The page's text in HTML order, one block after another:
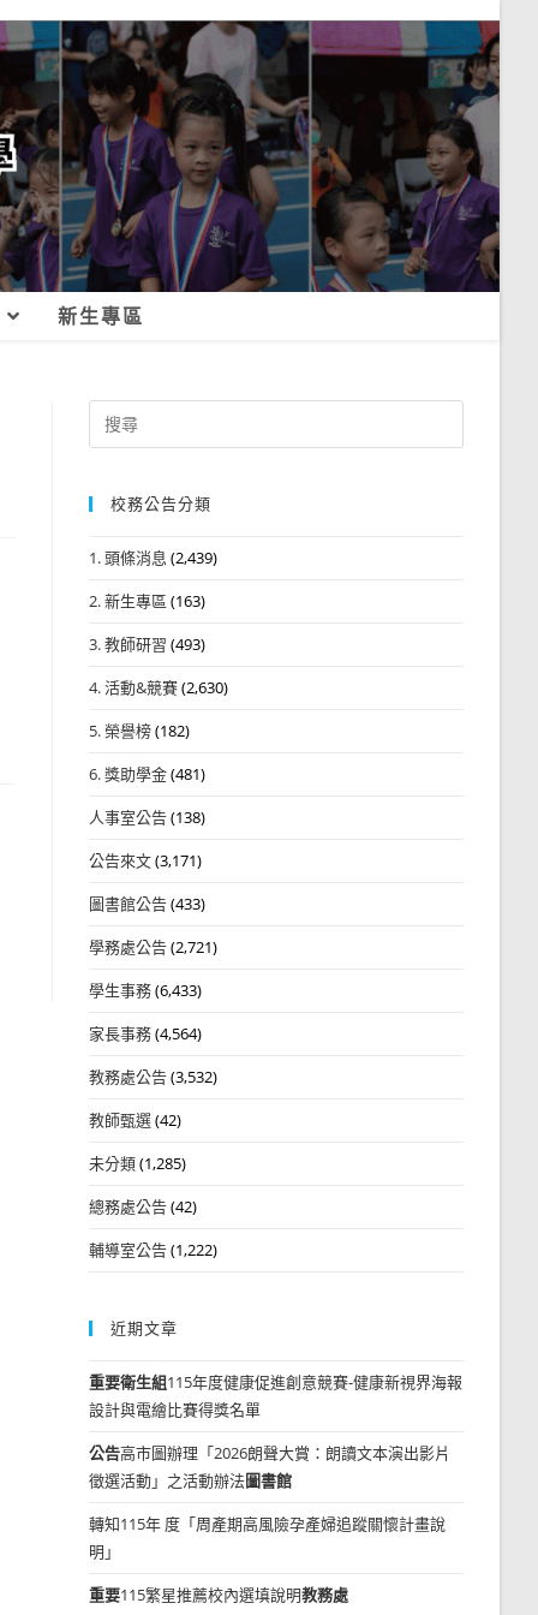
新生專區
Search
for:
校務公告分類
1. 頭條消息 (2,439)
2. 新生專區 (163)
3. 教師研習 (493)
4. 活動&競賽(2,630)
5. 榮譽榜(182)
6. 獎助學金(481)
人事室公告(138)
公告來文(3,171)
圖書館公告(433)
學務處公告(2,721)
學生事務(6,433)
家長事務(4,564)
教務處公告(3,532)
教師甄選(42)
未分類(1,285)
總務處公告(42)
輔導室公告(1,222)
近期文章
重要衛生組115年度健康促進創意競賽-健康新視界海報
設計與電繪比賽得獎名單
公告高市圖辦理「2026朗聲大賞：朗讀文本演出影片
徵選活動」之活動辦法圖書館
轉知115年 度「周產期高風險孕產婦追蹤關懷計畫說
明」
重要115繁星推薦校內選填說明教務處